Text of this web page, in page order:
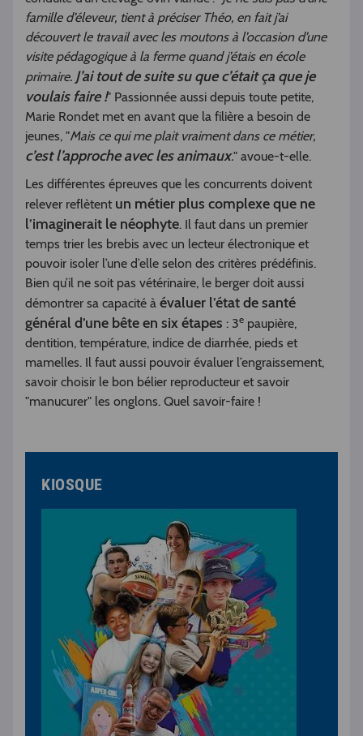
famille d’éleveur, tient à préciser Théo, en fait j’ai
découvert le travail avec les moutons à l’occasion d’une
visite pédagogique à la ferme quand j’étais en école
primaire. J’ai tout de suite su que c’était ça que je
voulais faire !" Passionnée aussi depuis toute petite,
Marie Rondet met en avant que la filière a besoin de
jeunes, "Mais ce qui me plait vraiment dans ce métier,
c’est l’approche avec les animaux." avoue-t-elle.
Les différentes épreuves que les concurrents doivent
relever reflètent un métier plus complexe que ne
l’imaginerait le néophyte. Il faut dans un premier
temps trier les brebis avec un lecteur électronique et
pouvoir isoler l’une d’elle selon des critères prédéfinis.
Bien qu’il ne soit pas vétérinaire, le berger doit aussi
démontrer sa capacité à évaluer l’état de santé
général d’une bête en six étapes : 3e paupière,
dentition, température, indice de diarrhée, pieds et
mamelles. Il faut aussi pouvoir évaluer l’engraissement,
savoir choisir le bon bélier reproducteur et savoir
"manucurer" les onglons. Quel savoir-faire !
KIOSQUE